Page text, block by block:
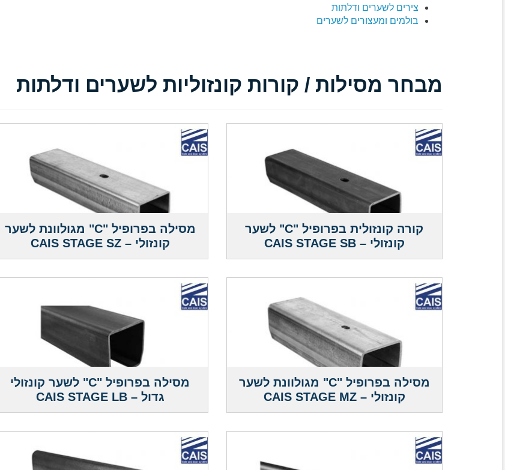
צירים לשערים ודלתות
בולמים ומעצורים לשערים
מבחר מסילות / קורות קונזוליות לשערים ודלתות
קורה קונזולית בפרופיל "C" לשער
קונזולי – CAIS STAGE SB
מסילה בפרופיל "C" מגולוונת לשער
קונזולי – CAIS STAGE SZ
מסילה בפרופיל "C" מגולוונת לשער
קונזולי – CAIS STAGE MZ
מסילה בפרופיל "C" לשער קונזולי
גדול – CAIS STAGE LB